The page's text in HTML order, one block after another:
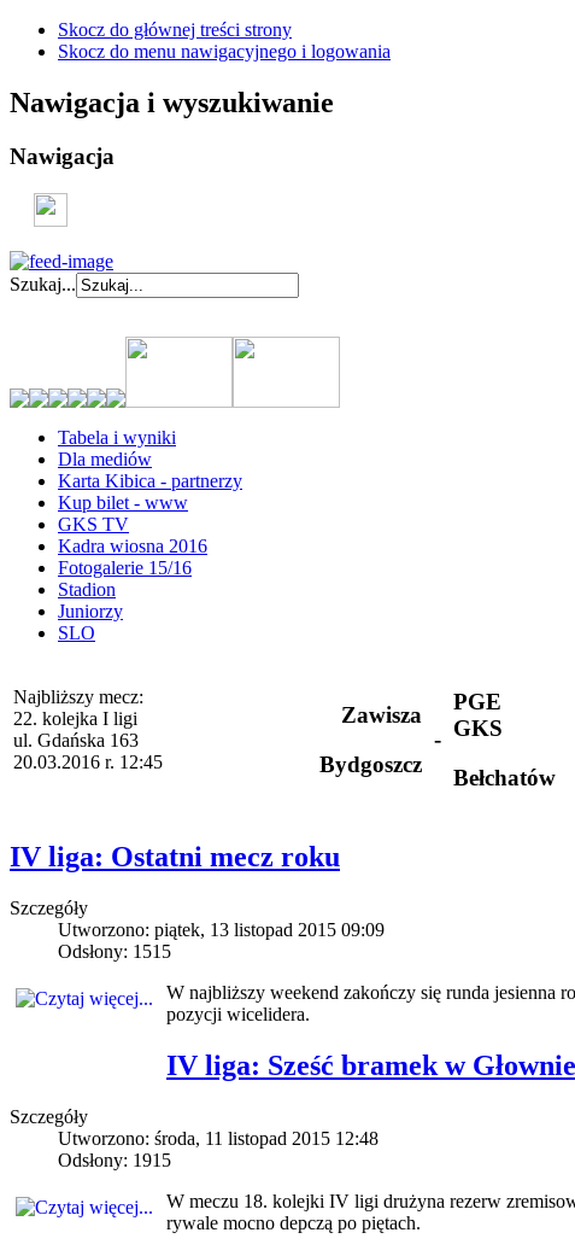
Skocz do głównej treści strony
Skocz do menu nawigacyjnego i logowania
Nawigacja i wyszukiwanie
Nawigacja
Szukaj...
Tabela i wyniki
Dla mediów
Karta Kibica - partnerzy
Kup bilet - www
GKS TV
Kadra wiosna 2016
Fotogalerie 15/16
Stadion
Juniorzy
SLO
Najbliższy mecz:
22. kolejka I ligi
ul. Gdańska 163
20.03.2016 r. 12:45
Zawisza
Bydgoszcz
-
PGE
GKS
Bełchatów
IV liga: Ostatni mecz roku
Szczegóły
Utworzono: piątek, 13 listopad 2015 09:09
Odsłony: 1515
W najbliższy weekend zakończy się runda jesienna
pozycji wicelidera.
IV liga: Sześć bramek w Głownie
Szczegóły
Utworzono: środa, 11 listopad 2015 12:48
Odsłony: 1915
W meczu 18. kolejki IV ligi drużyna rezerw
rywale mocno depczą po piętach.